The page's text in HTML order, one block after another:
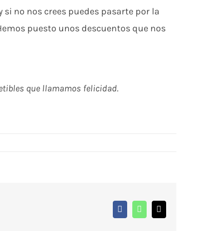
si no nos crees puedes pasarte por la
puesto unos descuentos que nos
que llamamos felicidad.
FacebookWhatsApp
Correo
electrónico